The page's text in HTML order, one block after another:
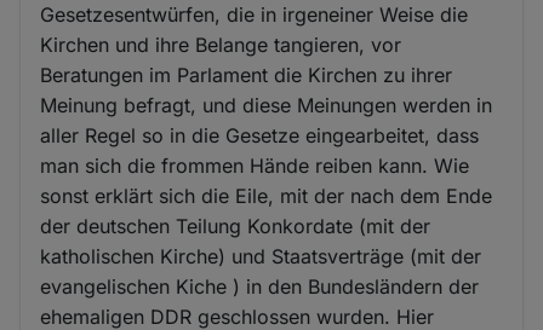
Gesetzesentwürfen, die in irgeneiner Weise die
Kirchen und ihre Belange tangieren, vor
Beratungen im Parlament die Kirchen zu ihrer
Meinung befragt, und diese Meinungen werden in
aller Regel so in die Gesetze eingearbeitet, dass
man sich die frommen Hände reiben kann. Wie
sonst erklärt sich die Eile, mit der nach dem Ende
der deutschen Teilung Konkordate (mit der
katholischen Kirche) und Staatsverträge (mit der
evangelischen Kiche ) in den Bundesländern der
ehemaligen DDR geschlossen wurden. Hier